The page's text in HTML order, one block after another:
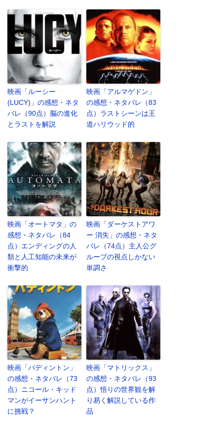
映画「ルーシー
(LUCY)」の感想・ネタ
バレ（90点）脳の進化
とラストを解説
映画「アルマゲドン」
の感想・ネタバレ（83
点）ラストシーンは王
道ハリウッド的
映画「オートマタ」の
感想・ネタバレ（84
点）エンディングの人
類と人工知能の未来が
衝撃的
映画「ダーケストアワ
ー 消失」の感想・ネタ
バレ（74点）主人公グ
ループの視点しかない
単調さ
映画「パディントン」
の感想・ネタバレ（73
点）ニコール・キッド
マンがイーサンハント
に挑戦？
映画「マトリックス」
の感想・ネタバレ（93
点）悟りの世界観を解
り易く解説している作
品